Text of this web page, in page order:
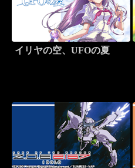
イリヤの空、UFOの夏